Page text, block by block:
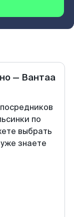
— Вантаа
по
выбрать
знаете